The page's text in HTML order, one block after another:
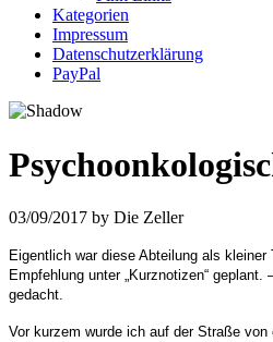
Kategorien
Impressum
Datenschutzerklärung
PayPal
03/09/2017 by Die Zeller
Eigentlich war diese Abteilung als
Empfehlung unter „Kurznotizen“
gedacht.
Vor kurzem wurde ich auf der Straße von